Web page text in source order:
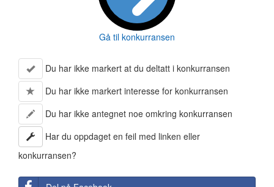
Gå til konkurransen
Du har ikke markert at du deltatt i konkurransen
Du har ikke markert interesse for konkurransen
Du har ikke antegnet noe omkring konkurransen
Har du oppdaget en feil med linken eller
konkurransen?